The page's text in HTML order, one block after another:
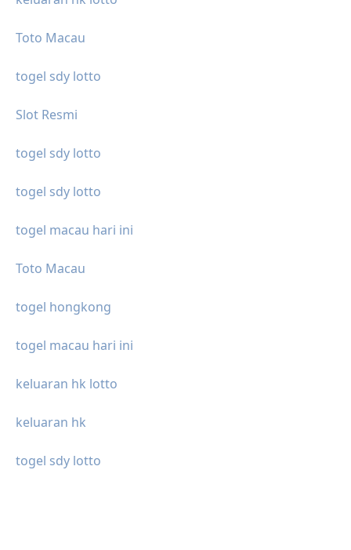
Toto Macau
togel sdy lotto
Slot Resmi
togel sdy lotto
togel sdy lotto
togel macau hari ini
Toto Macau
togel hongkong
togel macau hari ini
keluaran hk lotto
keluaran hk
togel sdy lotto